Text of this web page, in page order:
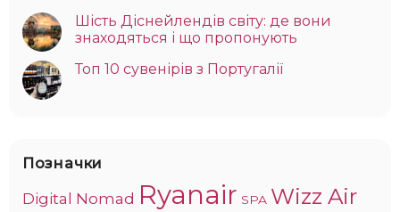
Шість Діснейлендів світу: де вони
знаходяться і що пропонують
Топ 10 сувенірів з Португалії
Позначки
Digital Nomad Ryanair SPA Wizz Air